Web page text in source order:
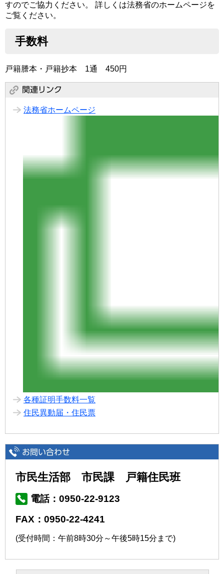
すのでご協力ください。 詳しくは法務省のホームページを
ご覧ください。
手数料
戸籍謄本・戸籍抄本 1通 450円
法務省ホームページ
各種証明手数料一覧
住民異動届・住民票
市民生活部 市民課 戸籍住民班
電話：0950-22-9123
FAX：0950-22-4241
(受付時間：午前8時30分～午後5時15分まで)